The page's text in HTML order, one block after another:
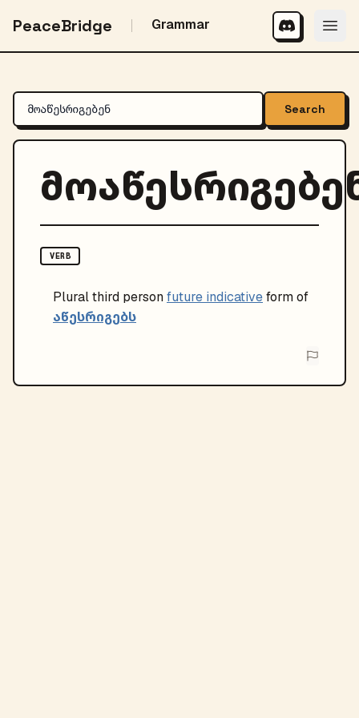
PeaceBridge Grammar
Search
VERB
Pluralthird personfuture indicativeform of
აწესრიგებს